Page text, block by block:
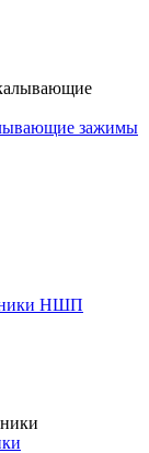
зажимы
НШП